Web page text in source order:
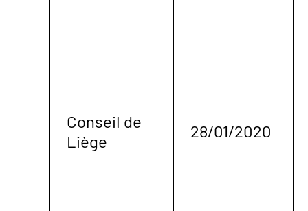
Conseil de
Liège
28/01/2020